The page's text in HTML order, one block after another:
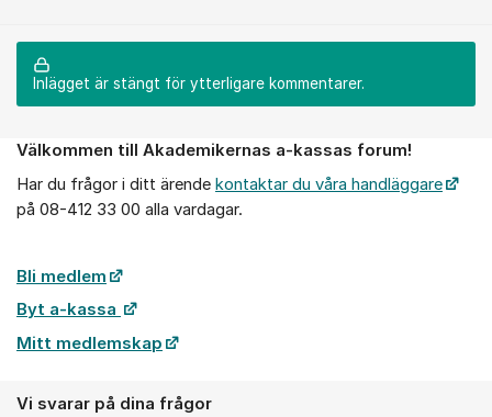
Inlägget är stängt för ytterligare kommentarer.
Om forumet
Välkommen till Akademikernas a-kassas forum!
Har du frågor i ditt ärende kontaktar du våra handläggare
på 08-412 33 00 alla vardagar.
Bli medlem
Byt a-kassa
Mitt medlemskap
Vi svarar på dina frågor